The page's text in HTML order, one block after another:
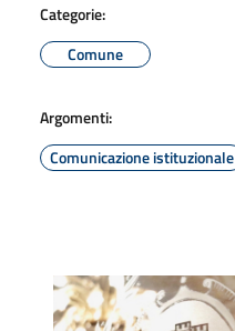
Categorie:
Comune
Argomenti:
Comunicazione istituzionale